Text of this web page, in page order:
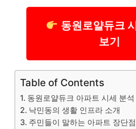
동원로얄듀크
보기
Table of Contents
동원로얄듀크 아파트 시세 분석
낙민동의 생활 인프라 소개
주민들이 말하는 아파트 장단점